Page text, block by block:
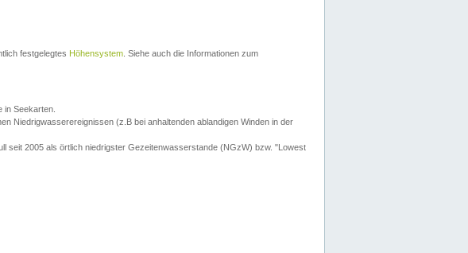
festgelegtes Höhensystem . Siehe auch die Informationen zum
in Seekarten.
Niedrigwasserereignissen (z.B bei anhaltenden ablandigen Winden in der
seit 2005 als örtlich niedrigster Gezeitenwasserstande (NGzW) bzw. "Lowest